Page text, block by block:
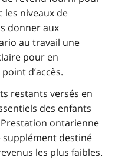
les niveaux de
donner aux
au travail une
pour en
d’accès.
restants versés en
des enfants
Prestation ontarienne
destiné
les plus faibles.